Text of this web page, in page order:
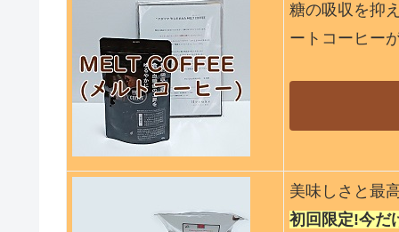
糖の吸収を抑
ートコーヒー
美味しさと最
初回限定!今だ